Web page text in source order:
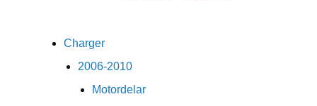
Charger
2006-2010
Motordelar